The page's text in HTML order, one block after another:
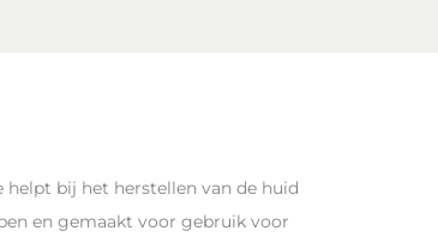
bij het herstellen van de huid
en gemaakt voor gebruik voor